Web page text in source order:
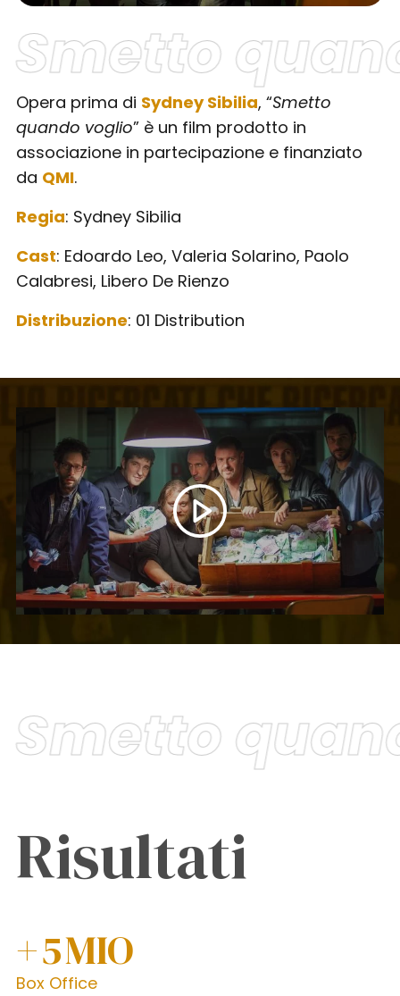
Opera prima di Sydney Sibilia, “Smetto
quando voglio” è un film prodotto in
associazione in partecipazione e finanziato
da QMI.
Regia: Sydney Sibilia
Cast: Edoardo Leo, Valeria Solarino, Paolo
Calabresi, Libero De Rienzo
Distribuzione: 01 Distribution
Risultati
+5MIO
Box Office